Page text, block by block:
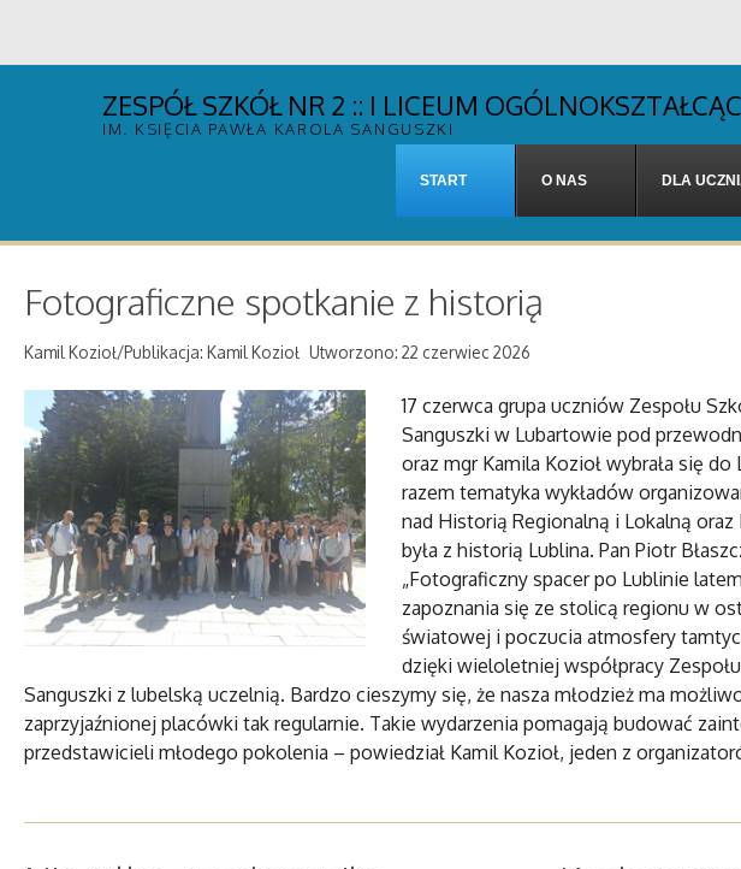
ZESPÓŁ SZKÓŁ NR 2 :: I LICEUM
IM. KSIĘCIA PAWŁA KAROLA SANGUSZKI
START O NAS DLA
Fotograficzne spotkanie z historią
Kamil Kozioł/Publikacja: Kamil Kozioł Utworzono: 22 czerwiec 2026
17 czerwca grupa uczniów Zespołu
Sanguszki w Lubartowie pod
oraz mgr Kamila Kozioł wybrała się
razem tematyka wykładów
nad Historią Regionalną i Lokalną
była z historią Lublina. Pan Piotr
„Fotograficzny spacer po Lublinie
zapoznania się ze stolicą regionu w
światowej i poczucia atmosfery
dzięki wieloletniej współpracy
Sanguszki z lubelską uczelnią. Bardzo cieszymy się, że nasza młodzież ma
zaprzyjaźnionej placówki tak regularnie. Takie wydarzenia pomagają budować
przedstawicieli młodego pokolenia – powiedział Kamil Kozioł, jeden z